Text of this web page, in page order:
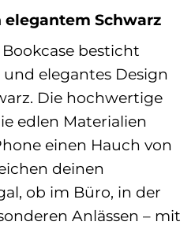
Schwarz
Bookcase besticht
elegantes Design
Die hochwertige
edlen Materialien
einen Hauch von
deinen
ob im Büro, in der
Anlässen – mit